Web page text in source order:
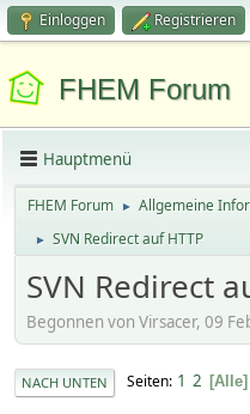
Einloggen Registrieren
FHEM Forum
Hauptmenü
FHEM Forum ► Allgemeine
► SVN Redirect auf HTTP
SVN Redirect
Begonnen von Virsacer, 09
NACH UNTEN Seiten 1 2 Alle